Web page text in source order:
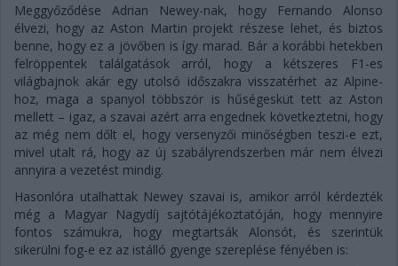
Meggyőződése Adrian Newey-nak, hogy Fernando Alonso
élvezi, hogy az Aston Martin projekt részese lehet, és biztos
benne, hogy ez a jövőben is így marad. Bár a korábbi hetekben
felröppentek találgatások arról, hogy a kétszeres F1-es
világbajnok akár egy utolsó időszakra visszatérhet az Alpine-
hoz, maga a spanyol többször is hűségesküt tett az Aston
mellett – igaz, a szavai azért arra engednek következtetni, hogy
az még nem dőlt el, hogy versenyzői minőségben teszi-e ezt,
mivel utalt rá, hogy az új szabályrendszerben már nem élvezi
annyira a vezetést mindig.
Hasonlóra utalhattak Newey szavai is, amikor arról kérdezték
még a Magyar Nagydíj sajtótájékoztatóján, hogy mennyire
fontos számukra, hogy megtartsák Alonsót, és szerintük
sikerülni fog-e ez az istálló gyenge szereplése fényében is: